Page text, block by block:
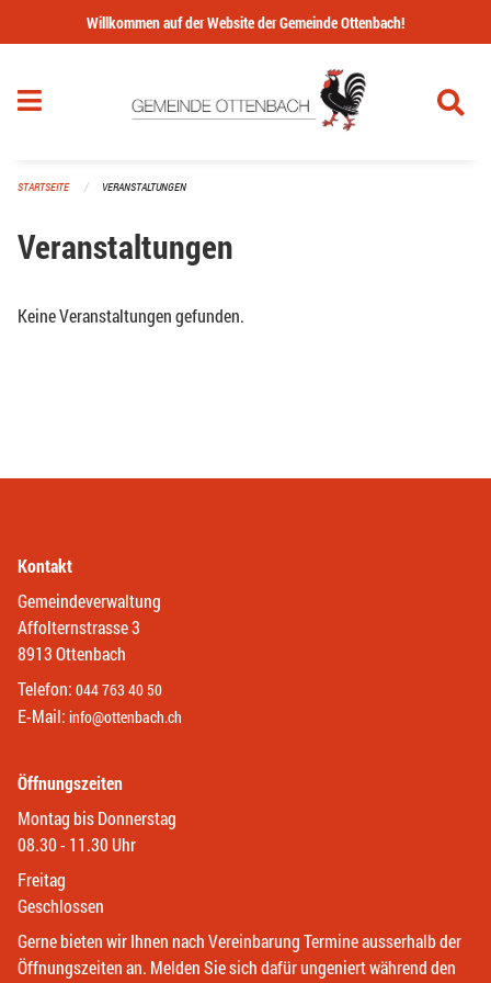
Navigation überspringen
Willkommen auf der Website der Gemeinde Ottenbach!
STARTSEITE VERANSTALTUNGEN
Veranstaltungen
Keine Veranstaltungen gefunden.
Kontakt
Gemeindeverwaltung
Affolternstrasse 3
8913 Ottenbach
Telefon: 044 763 40 50
E-Mail: info@ottenbach.ch
Öffnungszeiten
Montag bis Donnerstag
08.30 - 11.30 Uhr
Freitag
Geschlossen
Gerne bieten wir Ihnen nach Vereinbarung Termine ausserhalb der
Öffnungszeiten an. Melden Sie sich dafür ungeniert während den